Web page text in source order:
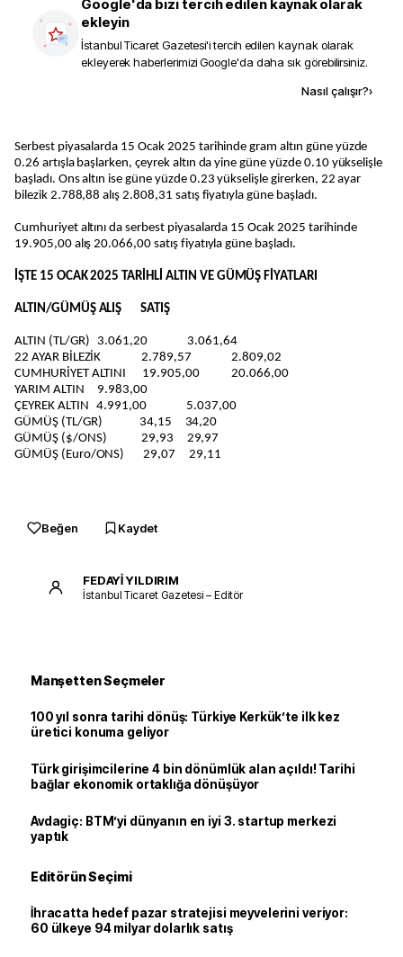
Google'da bizi tercih edilen kaynak olarak
ekleyin
İstanbul Ticaret Gazetesi'i tercih edilen kaynak olarak
ekleyerek haberlerimizi Google'da daha sık görebilirsiniz.
Nasıl çalışır?›
Serbest piyasalarda 15 Ocak 2025 tarihinde gram altın güne yüzde
0.26 artışla başlarken, çeyrek altın da yine güne yüzde 0.10 yükselişle
başladı. Ons altın ise güne yüzde 0.23 yükselişle girerken, 22 ayar
bilezik 2.788,88 alış 2.808,31 satış fiyatıyla güne başladı.
Cumhuriyet altını da serbest piyasalarda 15 Ocak 2025 tarihinde
19.905,00 alış 20.066,00 satış fiyatıyla güne başladı.
İŞTE 15 OCAK 2025 TARİHLİ ALTIN VE GÜMÜŞ FİYATLARI
ALTIN/GÜMÜŞ ALIŞ SATIŞ
ALTIN (TL/GR) 3.061,20 3.061,64
22 AYAR BİLEZİK 2.789,57 2.809,02
CUMHURİYET ALTINI 19.905,00 20.066,00
YARIM ALTIN 9.983,00
ÇEYREK ALTIN 4.991,00 5.037,00
GÜMÜŞ (TL/GR) 34,15 34,20
GÜMÜŞ ($/ONS) 29,93 29,97
GÜMÜŞ (Euro/ONS) 29,07 29,11
Beğen Kaydet
FEDAYİ YILDIRIM
İstanbul Ticaret Gazetesi – Editör
Manşetten Seçmeler
100 yıl sonra tarihi dönüş: Türkiye Kerkük’te ilk kez
üretici konuma geliyor
Türk girişimcilerine 4 bin dönümlük alan açıldı! Tarihi
bağlar ekonomik ortaklığa dönüşüyor
Avdagiç: BTM’yi dünyanın en iyi 3. startup merkezi
yaptık
Editörün Seçimi
İhracatta hedef pazar stratejisi meyvelerini veriyor:
60 ülkeye 94 milyar dolarlık satış